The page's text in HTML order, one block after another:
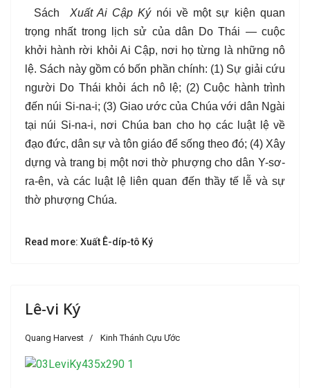
Sách Xuất Ai Cập Ký nói về một sự kiện quan
trọng nhất trong lịch sử của dân Do Thái — cuộc
khởi hành rời khỏi Ai Cập, nơi họ từng là những nô
lệ. Sách này gồm có bốn phần chính: (1) Sự giải cứu
người Do Thái khỏi ách nô lệ; (2) Cuộc hành trình
đến núi Si-na-i; (3) Giao ước của Chúa với dân Ngài
tại núi Si-na-i, nơi Chúa ban cho họ các luật lệ về
đạo đức, dân sự và tôn giáo để sống theo đó; (4) Xây
dựng và trang bị một nơi thờ phượng cho dân Y-sơ-
ra-ên, và các luật lệ liên quan đến thầy tế lễ và sự
thờ phượng Chúa.
Read more: Xuất Ê-díp-tô Ký
Lê-vi Ký
Quang Harvest Kinh Thánh Cựu Ước